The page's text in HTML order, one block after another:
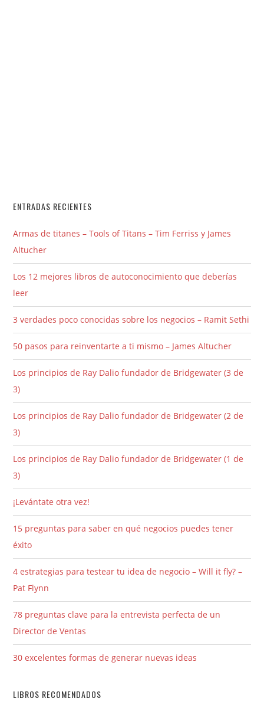
ENTRADAS RECIENTES
Armas de titanes – Tools of Titans – Tim Ferriss y James
Altucher
Los 12 mejores libros de autoconocimiento que deberías
leer
3 verdades poco conocidas sobre los negocios – Ramit Sethi
50 pasos para reinventarte a ti mismo – James Altucher
Los principios de Ray Dalio fundador de Bridgewater (3 de
3)
Los principios de Ray Dalio fundador de Bridgewater (2 de
3)
Los principios de Ray Dalio fundador de Bridgewater (1 de
3)
¡Levántate otra vez!
15 preguntas para saber en qué negocios puedes tener
éxito
4 estrategias para testear tu idea de negocio – Will it fly? –
Pat Flynn
78 preguntas clave para la entrevista perfecta de un
Director de Ventas
30 excelentes formas de generar nuevas ideas
LIBROS RECOMENDADOS